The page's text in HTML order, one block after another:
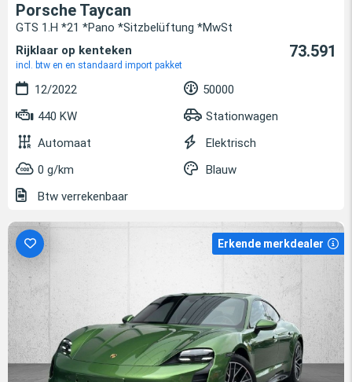
Porsche Taycan
GTS 1.H *21 *Pano *Sitzbelüftung *MwSt
Rijklaar op kenteken
incl. btw en en standaard import pakket
73.591
12/2022
50000
440 KW
Stationwagen
Automaat
Elektrisch
0 g/km
Blauw
Btw verrekenbaar
Erkende merkdealer